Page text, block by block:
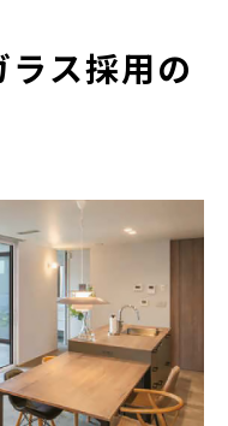
ス採用の